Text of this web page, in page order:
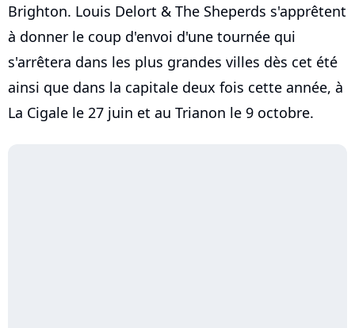
Brighton. Louis Delort & The Sheperds s'apprêtent
à donner le coup d'envoi d'une tournée qui
s'arrêtera dans les plus grandes villes dès cet été
ainsi que dans la capitale deux fois cette année, à
La Cigale le 27 juin et au Trianon le 9 octobre.